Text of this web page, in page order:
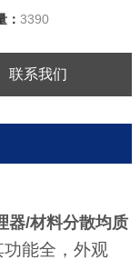
3390
联系我们
器/材料分散均质
能全，外观